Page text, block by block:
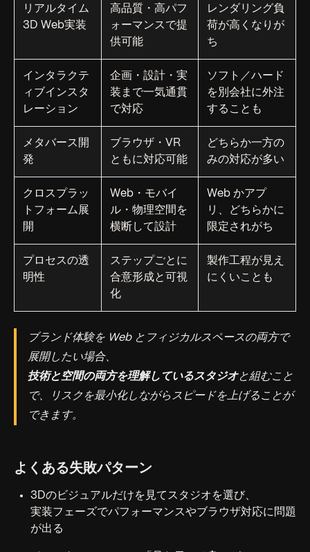
リアルタイム
3D Web実装
高品質・高パフ
ォーマンスで提
供可能
レンダリング負
荷が高くなりが
ち
インタラクテ
ィブインスタ
レーション
企画・設計・実
装まで一気通貫
で対応
ソフト／ハード
を別会社に外注
することも
メタバース開
発
ブラウザ・VR
ともに対応可能
どちらか一方の
みの対応が多い
クロスプラッ
トフォーム展
開
Web・モバイ
ル・物理空間を
横断して設計
Web かアプ
リ、どちらかに
限定されがち
プロセスの透
明性
ステップごとに
合意形成と可視
化
製作工程が見え
にくいことも
ブランド体験を Web とフィジカルスペースの両方で
展開したい場合、
技術と空間の両方を理解しているスタジオと組むこと
で、リスクを最小化しながらスピードを上げることが
できます。
よくある失敗パターン
3Dのビジュアルだけを見てスタジオを選び、
実装フェーズでパフォーマンスやブラウザ対応に問題
が出る